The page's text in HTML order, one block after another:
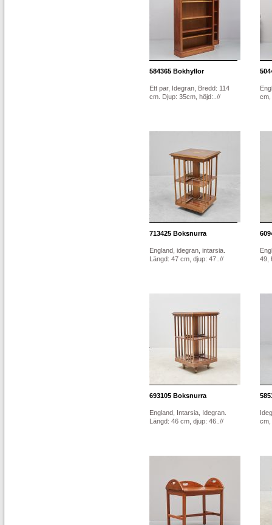
584365 Bokhyllor
Ett par, Idegran, Bredd: 114
cm. Djup: 35cm, höjd:..//
cm,
713425 Boksnurra
England, idegran, intarsia.
Längd: 47 cm, djup: 47..//
49,
693105 Boksnurra
England, Intarsia, Idegran.
Längd: 46 cm, djup: 46..//
cm,